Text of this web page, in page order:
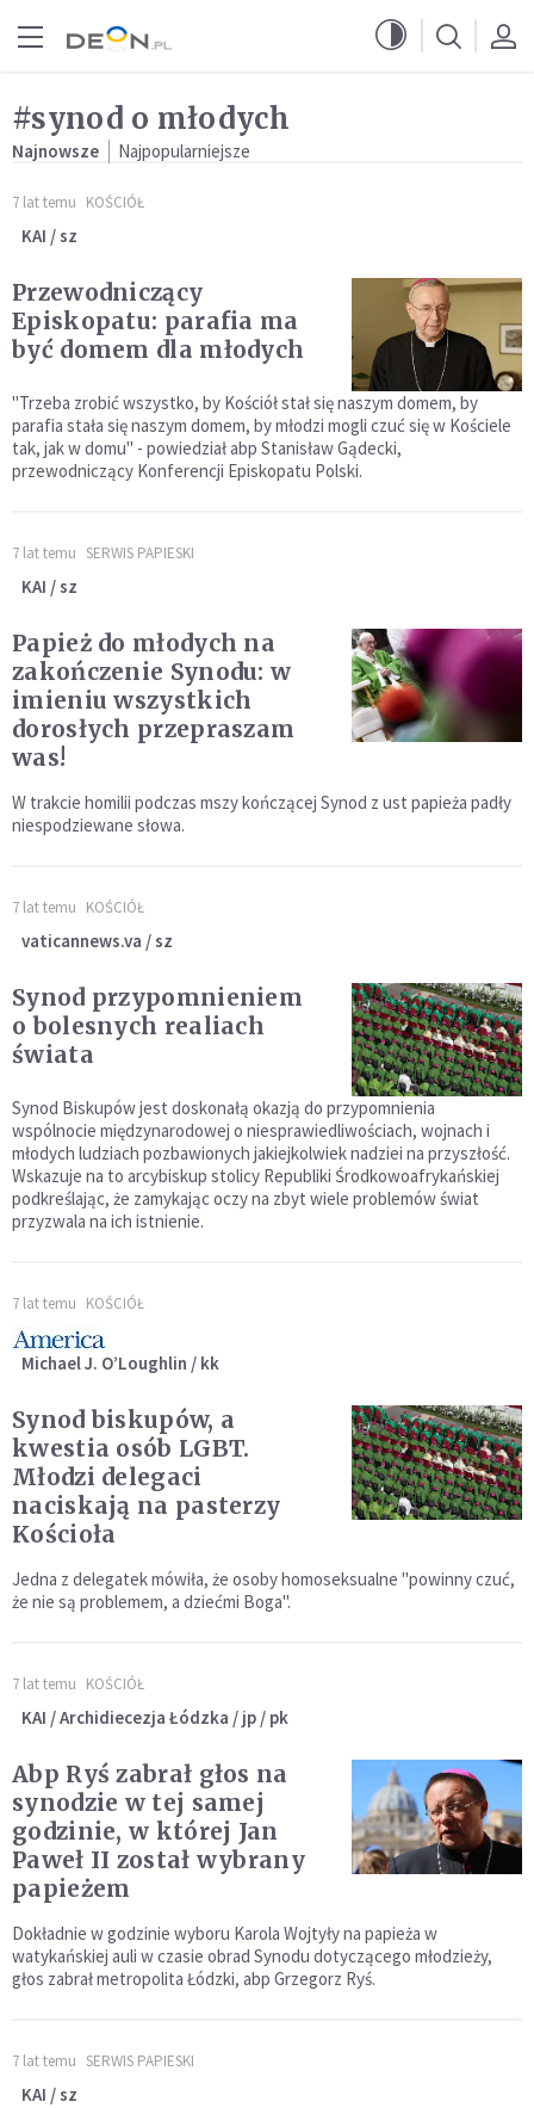
#synod o młodych
Najnowsze Najpopularniejsze
7 lat temu KOŚCIÓŁ
KAI / sz
Przewodniczący
Episkopatu: parafia ma
być domem dla młodych
"Trzeba zrobić wszystko, by Kościół stał się naszym domem, by
parafia stała się naszym domem, by młodzi mogli czuć się w Kościele
tak, jak w domu" - powiedział abp Stanisław Gądecki,
przewodniczący Konferencji Episkopatu Polski.
7 lat temu SERWIS PAPIESKI
KAI / sz
Papież do młodych na
zakończenie Synodu: w
imieniu wszystkich
dorosłych przepraszam
was!
W trakcie homilii podczas mszy kończącej Synod z ust papieża padły
niespodziewane słowa.
7 lat temu KOŚCIÓŁ
vaticannews.va / sz
Synod przypomnieniem
o bolesnych realiach
świata
Synod Biskupów jest doskonałą okazją do przypomnienia
wspólnocie międzynarodowej o niesprawiedliwościach, wojnach i
młodych ludziach pozbawionych jakiejkolwiek nadziei na przyszłość.
Wskazuje na to arcybiskup stolicy Republiki Środkowoafrykańskiej
podkreślając, że zamykając oczy na zbyt wiele problemów świat
przyzwala na ich istnienie.
7 lat temu KOŚCIÓŁ
Michael J. O’Loughlin / kk
Synod biskupów, a
kwestia osób LGBT.
Młodzi delegaci
naciskają na pasterzy
Kościoła
Jedna z delegatek mówiła, że osoby homoseksualne "powinny czuć,
że nie są problemem, a dziećmi Boga".
7 lat temu KOŚCIÓŁ
KAI / Archidiecezja Łódzka / jp / pk
Abp Ryś zabrał głos na
synodzie w tej samej
godzinie, w której Jan
Paweł II został wybrany
papieżem
Dokładnie w godzinie wyboru Karola Wojtyły na papieża w
watykańskiej auli w czasie obrad Synodu dotyczącego młodzieży,
głos zabrał metropolita Łódzki, abp Grzegorz Ryś.
7 lat temu SERWIS PAPIESKI
KAI / sz